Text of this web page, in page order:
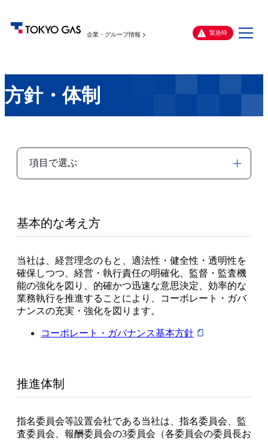
企業・グループ情報 緊急時
メ
方針・体制
項目で選ぶ
基本的な考え方
当社は、経営理念のもと、適法性・健全性・透明性を
確保しつつ、経営・執行責任の明確化、監督・監査機
能の強化を図り、的確かつ迅速な意思決定、効率的な
業務執行を推進することにより、コーポレート・ガバ
ナンスの充実・強化を図ります。
コーポレート・ガバナンス基本方針
推進体制
指名委員会等設置会社である当社は、指名委員会、監
査委員会、報酬委員会の3委員会（各委員会の委員長お